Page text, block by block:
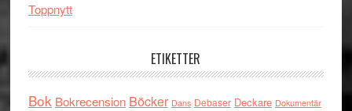
Toppnytt
ETIKETTER
Bok Bokrecension Böcker Dans Debaser Deckare Dokumentär